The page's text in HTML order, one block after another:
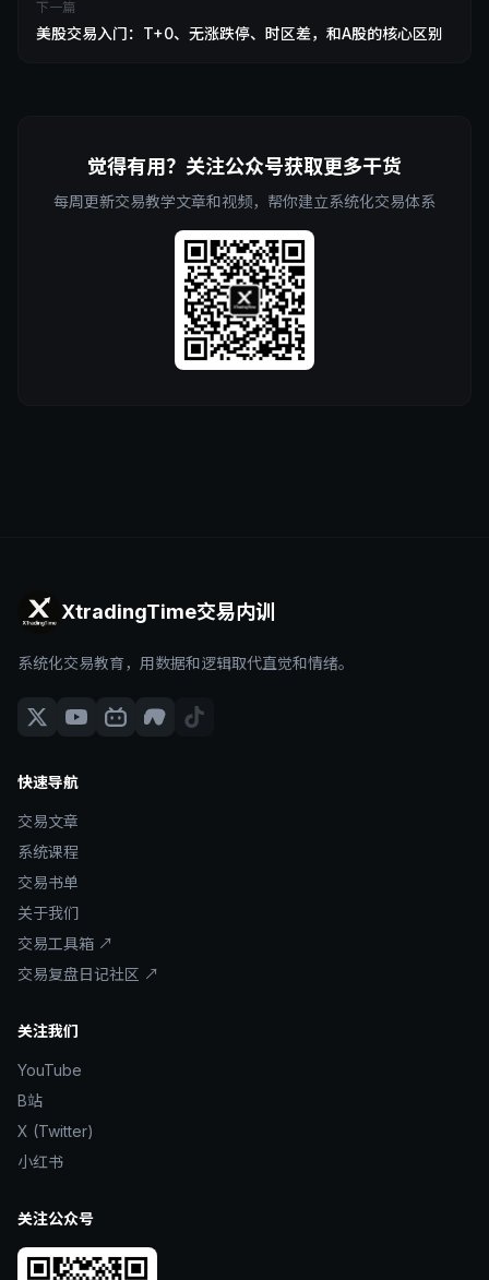
下一篇
美股交易入门：T+0、无涨跌停、时区差，和A股的核心区别
觉得有用？关注公众号获取更多干货
每周更新交易教学文章和视频，帮你建立系统化交易体系
XtradingTime交易内训
系统化交易教育，用数据和逻辑取代直觉和情绪。
快速导航
交易文章
系统课程
交易书单
关于我们
交易工具箱 ↗
交易复盘日记社区 ↗
关注我们
YouTube
B站
X (Twitter)
小红书
关注公众号